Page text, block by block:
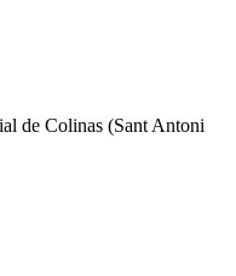
de Colinas (Sant Antoni